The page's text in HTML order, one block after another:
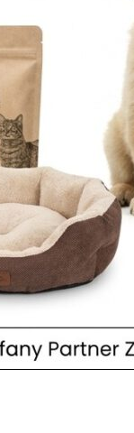
Statek
Oferujemy tła do